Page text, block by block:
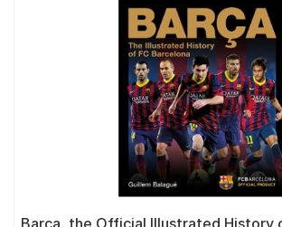
Barca, the Official Illustrated History